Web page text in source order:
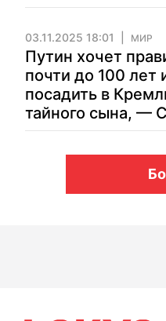
03.11.2025 18:01 МИР
Путин хочет
почти до 100 лет
посадить в
тайного сына, —